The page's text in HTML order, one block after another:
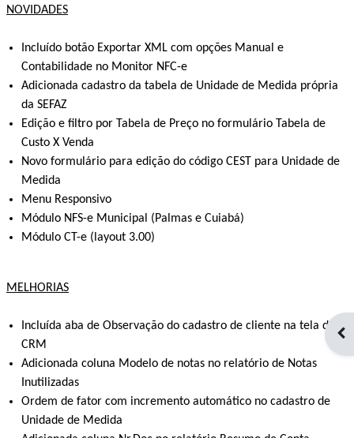
NOVIDADES
Incluído botão Exportar XML com opções Manual e
Contabilidade no Monitor NFC-e
Adicionada cadastro da tabela de Unidade de Medida própria
da SEFAZ
Edição e filtro por Tabela de Preço no formulário Tabela de
Custo X Venda
Novo formulário para edição do código CEST para Unidade de
Medida
Menu Responsivo
Módulo NFS-e Municipal (Palmas e Cuiabá)
Módulo CT-e (layout 3.00)
MELHORIAS
Incluída aba de Observação do cadastro de cliente na tela de
CRM
Adicionada coluna Modelo de notas no relatório de Notas
Inutilizadas
Ordem de fator com incremento automático no cadastro de
Unidade de Medida